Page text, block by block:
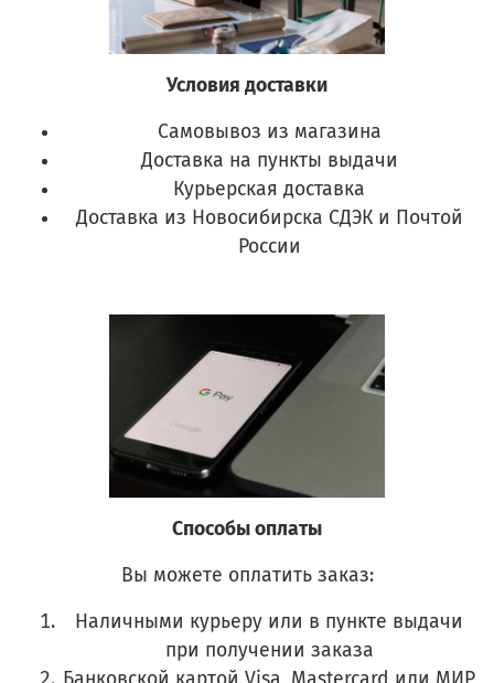
Условия доставки
Самовывоз из магазина
Доставка на пункты выдачи
Курьерская доставка
Доставка из Новосибирска СДЭК и Почтой
России
Способы оплаты
Вы можете оплатить заказ:
Наличными курьеру или в пункте выдачи
при получении заказа